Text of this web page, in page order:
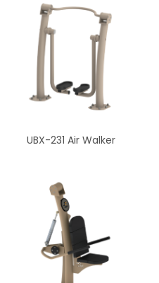
UBX-231 Air Walker